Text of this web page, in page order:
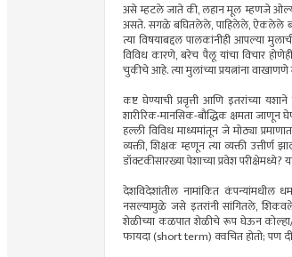
असे म्हटले जाते की, लहान मूल म्हणजे ओल्या
असते. सगळे बघितलेले, पाहिलेले, ऐकलेले
त्या विषयाबद्दल पालकांनीही आपल्या
विविध कारणे, बरेच पैलू यांचा विचार
चुकीचे आहे. त्या मुलांच्या प्रयत्नांना वाखाणणे
कष्ट घेण्याची प्रवृत्ती आणि इतरांच्या
शारीरिक-मानसिक-बौद्धिक क्षमता
हल्ली विविध माध्यमांतून जे मोठ्या
व्यक्ती, शिक्षक म्हणून त्या व्यक्ती
डॉक्टकीसारख्या पेशाच्या प्रवेश
देशविदेशांतील नामांकित कंपन्यांमधील
नसल्यामुळे जसे इतरांनी सांगितले,
शेळीच्या कळपात शेळीचे रूप घेऊन
फायदा (short term) क्वचित होतो; पण